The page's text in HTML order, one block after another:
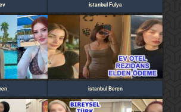
istanbul Fulya
istanbul Beren